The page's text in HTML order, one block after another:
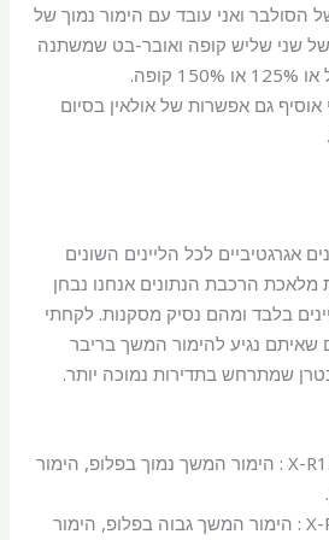
ואני עובד עם הימור נמוך של
שני שליש קופה ואובר-בט שמשתנה
אוסיף גם אפשרות של אולאין בסיום
אגרגטיביים לכל הליינים השונים
הרכבת הנתונים אנחנו נבחן
בלבד ומהם נסיק מסקנות. לקחתי
שאיתם נגיע להימור המשך בריבר
שמתרחש בתדירות נמוכה יותר.
X-R1.5-C-X-R6.5-C-X : הימור המשך נמוך בפלופ, הימור
X-R4-C-X-R10-C-X : הימור המשך גבוה בפלופ, הימור